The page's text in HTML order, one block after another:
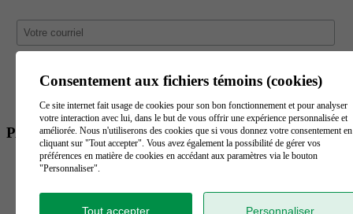
PARTENAIRES
Consentement aux fichiers témoins (cookies)
Ce site internet fait usage de cookies pour son bon fonctionnement et pour analyser
votre interaction avec lui, dans le but de vous offrir une expérience personnalisée et
améliorée. Nous n'utiliserons des cookies que si vous donnez votre consentement en
cliquant sur "Tout accepter". Vous avez également la possibilité de gérer vos
préférences en matière de cookies en accédant aux paramètres via le bouton
"Personnaliser".
Tout accepter Personnaliser